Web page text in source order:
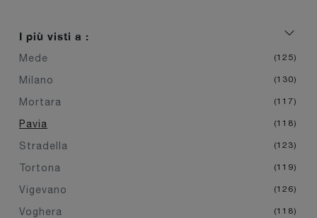
I più visti a :
Mede 125
Milano 130
Mortara 117
Pavia 118
Stradella 123
Tortona 119
Vigevano 126
Voghera 118